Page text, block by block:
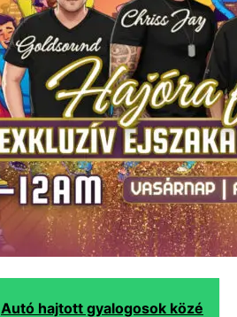
Autó hajtott gyalogosok közé